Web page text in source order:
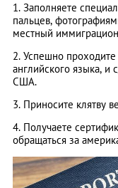
1. Заполняете
пальцев,
местный
2. Успешно
английского языка, и
США.
3. Приносите клятву
4. Получаете
обращаться за